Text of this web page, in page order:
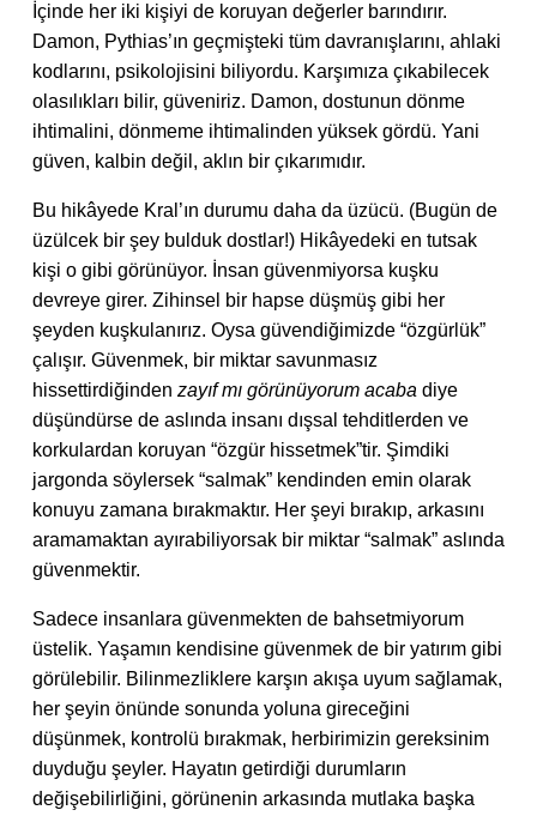
İçinde her iki kişiyi de koruyan değerler barındırır.
Damon, Pythias’ın geçmişteki tüm davranışlarını, ahlaki
kodlarını, psikolojisini biliyordu. Karşımıza çıkabilecek
olasılıkları bilir, güveniriz. Damon, dostunun dönme
ihtimalini, dönmeme ihtimalinden yüksek gördü. Yani
güven, kalbin değil, aklın bir çıkarımıdır.
Bu hikâyede Kral’ın durumu daha da üzücü. (Bugün de
üzülcek bir şey bulduk dostlar!) Hikâyedeki en tutsak
kişi o gibi görünüyor. İnsan güvenmiyorsa kuşku
devreye girer. Zihinsel bir hapse düşmüş gibi her
şeyden kuşkulanırız. Oysa güvendiğimizde “özgürlük”
çalışır. Güvenmek, bir miktar savunmasız
hissettirdiğinden zayıf mı görünüyorum acaba diye
düşündürse de aslında insanı dışsal tehditlerden ve
korkulardan koruyan “özgür hissetmek”tir. Şimdiki
jargonda söylersek “salmak” kendinden emin olarak
konuyu zamana bırakmaktır. Her şeyi bırakıp, arkasını
aramamaktan ayırabiliyorsak bir miktar “salmak” aslında
güvenmektir.
Sadece insanlara güvenmekten de bahsetmiyorum
üstelik. Yaşamın kendisine güvenmek de bir yatırım gibi
görülebilir. Bilinmezliklere karşın akışa uyum sağlamak,
her şeyin önünde sonunda yoluna gireceğini
düşünmek, kontrolü bırakmak, herbirimizin gereksinim
duyduğu şeyler. Hayatın getirdiği durumların
değişebilirliğini, görünenin arkasında mutlaka başka